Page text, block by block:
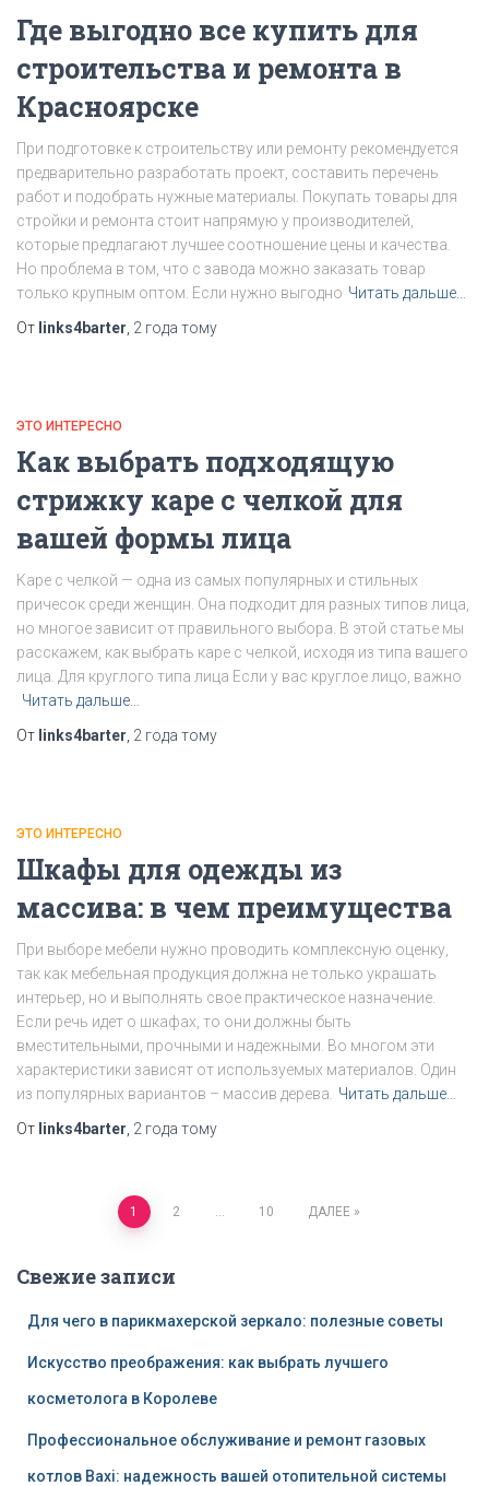
Где выгодно все купить для
строительства и ремонта в
Красноярске
При подготовке к строительству или ремонту рекомендуется
предварительно разработать проект, составить перечень
работ и подобрать нужные материалы. Покупать товары для
стройки и ремонта стоит напрямую у производителей,
которые предлагают лучшее соотношение цены и качества.
Но проблема в том, что с завода можно заказать товар
только крупным оптом. Если нужно выгодно Читать дальше…
От links4barter 2 года тому
ЭТО ИНТЕРЕСНО
Как выбрать подходящую
стрижку каре с челкой для
вашей формы лица
Каре с челкой — одна из самых популярных и стильных
причесок среди женщин. Она подходит для разных типов лица,
но многое зависит от правильного выбора. В этой статье мы
расскажем, как выбрать каре с челкой, исходя из типа вашего
лица. Для круглого типа лица Если у вас круглое лицо, важно
Читать дальше…
От links4barter 2 года тому
ЭТО ИНТЕРЕСНО
Шкафы для одежды из
массива: в чем преимущества
При выборе мебели нужно проводить комплексную оценку,
так как мебельная продукция должна не только украшать
интерьер, но и выполнять свое практическое назначение.
Если речь идет о шкафах, то они должны быть
вместительными, прочными и надежными. Во многом эти
характеристики зависят от используемых материалов. Один
из популярных вариантов – массив дерева.
Читать дальше…
От links4barter 2 года тому
Навигация
по
записям
1 2 … 10 ДАЛЕЕ
Свежие записи
Для чего в парикмахерской зеркало: полезные советы
Искусство преображения: как выбрать лучшего
косметолога в Королеве
Профессиональное обслуживание и ремонт газовых
котлов Baxi: надежность вашей отопительной системы